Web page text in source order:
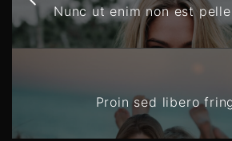
Nunc ut enim non est
Proin sed libero